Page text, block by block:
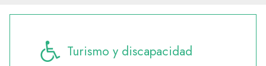
Turismo y discapacidad